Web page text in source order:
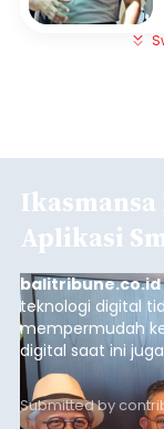
Aplikasi
balitribune.co.id
teknologi digital
mempermudah
digital saat ini
dan mengelola
sekolah, salah
Denpasar.
Submitted by